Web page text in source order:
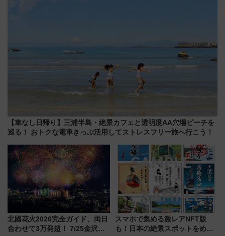
【車なし日帰り】三浦半島・絶景カフェと透明度AA穴場ビーチを
巡る！ おトクな電車きっぷ活用してストレスフリー旅へ行こう！
北國花火2026完全ガイド、両日
合わせて3万発超！ 7/25金沢大
スマホで集める激レアNFT版
も！日本の絶景スポットをめぐ